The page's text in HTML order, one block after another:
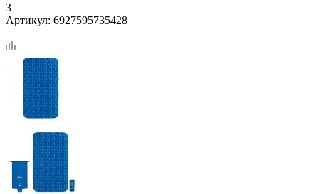
3
Артикул: 6927595735428